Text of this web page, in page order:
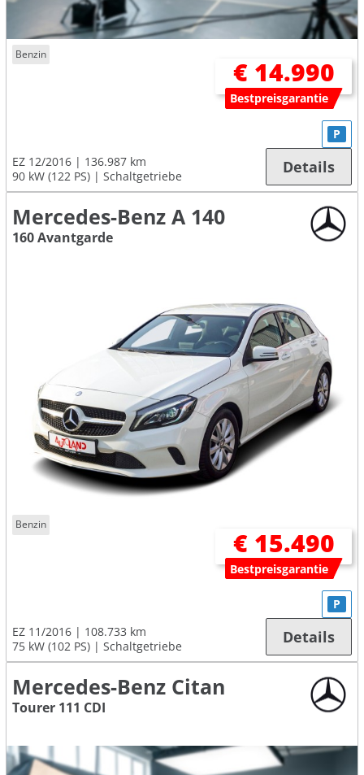
Benzin
€ 14.990
Bestpreisgarantie
EZ 12/2016
136.987 km
90 kW (122 PS)
Schaltgetriebe
P
Details
Mercedes-Benz A 140
160 Avantgarde
Benzin
€ 15.490
Bestpreisgarantie
EZ 11/2016
108.733 km
75 kW (102 PS)
Schaltgetriebe
P
Details
Mercedes-Benz Citan
Tourer 111 CDI